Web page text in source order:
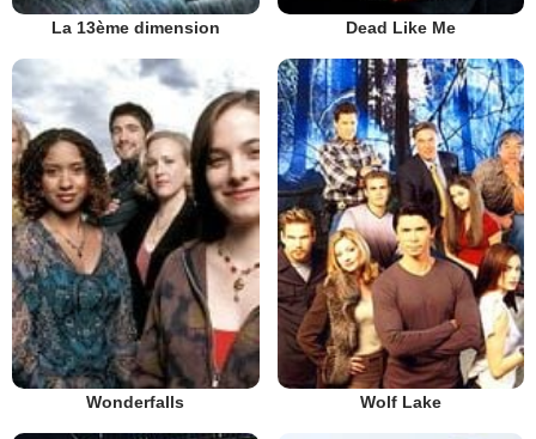
La 13ème dimension Dead Like Me
Wonderfalls Wolf Lake